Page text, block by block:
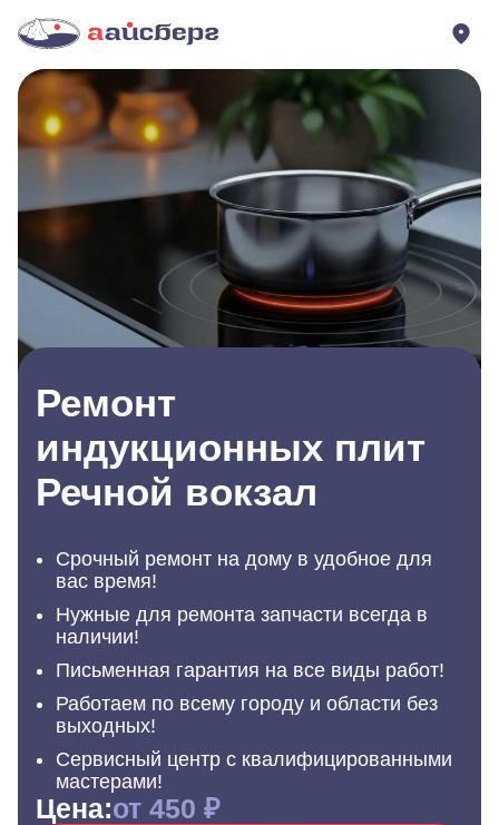
Ремонт
индукционных плит
Речной вокзал
Срочный ремонт на дому в удобное для
вас время!
Нужные для ремонта запчасти всегда в
наличии!
Письменная гарантия на все виды работ!
Работаем по всему городу и области без
выходных!
Сервисный центр с квалифицированными
мастерами!
Цена:от 450 ₽